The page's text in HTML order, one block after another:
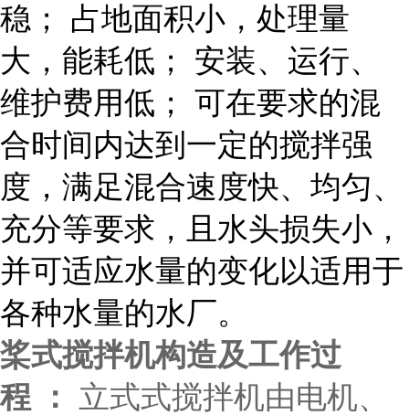
稳； 占地面积小，处理量
大，能耗低； 安装、运行、
维护费用低； 可在要求的混
合时间内达到一定的搅拌强
度，满足混合速度快、均匀、
充分等要求，且水头损失小，
并可适应水量的变化以适用于
各种水量的水厂。
桨式搅拌机构造及工作过
程 ：
立式式搅拌机由电机、